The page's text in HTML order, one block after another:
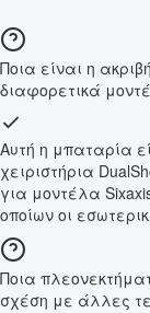
Ποια είναι η
διαφορετικά
Αυτή η μπαταρία
χειριστήρια
για μοντέλα
οποίων οι
Ποια
σχέση με άλλες